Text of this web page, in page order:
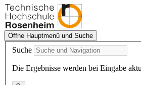
Öffne Hauptmenü und Suche
Suche
Die Ergebnisse werden bei Eingabe